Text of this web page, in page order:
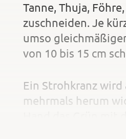
Tanne, Thuja,
zuschneiden. Je
umso
von 10 bis 15 cm
Ein Strohkranz
mehrmals herum